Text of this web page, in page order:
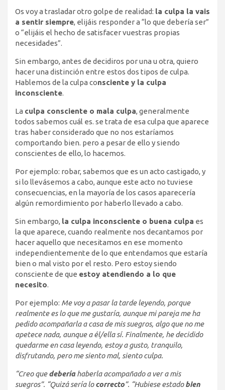
Os voy a trasladar otro golpe de realidad: la culpa la vais
a sentir siempre, elijáis responder a “lo que debería ser”
o “elijáis el hecho de satisfacer vuestras propias
necesidades”.
Sin embargo, antes de decidiros por una u otra, quiero
hacer una distinción entre estos dos tipos de culpa.
Hablemos de la culpa consciente y la culpa
inconsciente.
La culpa consciente o mala culpa, generalmente
todos sabemos cuál es. se trata de esa culpa que aparece
tras haber considerado que no nos estaríamos
comportando bien. pero a pesar de ello y siendo
conscientes de ello, lo hacemos.
Por ejemplo: robar, sabemos que es un acto castigado, y
si lo llevásemos a cabo, aunque este acto no tuviese
consecuencias, en la mayoría de los casos aparecería
algún remordimiento por haberlo llevado a cabo.
Sin embargo, la culpa inconsciente o buena culpa es
la que aparece, cuando realmente nos decantamos por
hacer aquello que necesitamos en ese momento
independientemente de lo que entendamos que estaría
bien o mal visto por el resto. Pero estoy siendo
consciente de que estoy atendiendo a lo que
necesito.
Por ejemplo: Me voy a pasar la tarde leyendo, porque
realmente es lo que me gustaría, aunque mi pareja me ha
pedido acompañarla a casa de mis suegros, algo que no me
apetece nada, aunque a él/ella sí. Finalmente, he decidido
quedarme en casa leyendo, estoy a gusto, tranquilo,
disfrutando, pero me siento mal, siento culpa.
“Creo quedeberíahaberla acompañado a ver a mis
suegros”. “Quizá sería locorrecto”. “Hubiese estadobien